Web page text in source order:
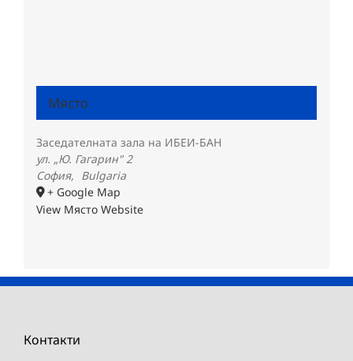
Място
Заседателната зала на ИБЕИ-БАН
ул. „Ю. Гагарин" 2
София, Bulgaria
+ Google Map
View Място Website
Контакти